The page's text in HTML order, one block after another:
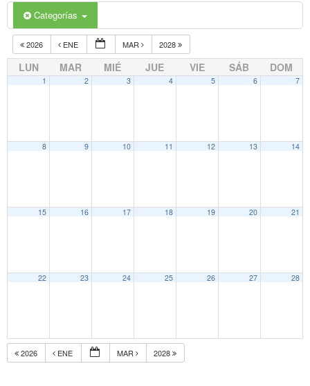
Categorías
2026 ENE MAR 2028
LUN MAR MIÉ JUE VIE SÁB DOM
1 2 3 4 5 6 7
8 9 10 11 12 13 14
15 16 17 18 19 20 21
22 23 24 25 26 27 28
2026 ENE MAR 2028